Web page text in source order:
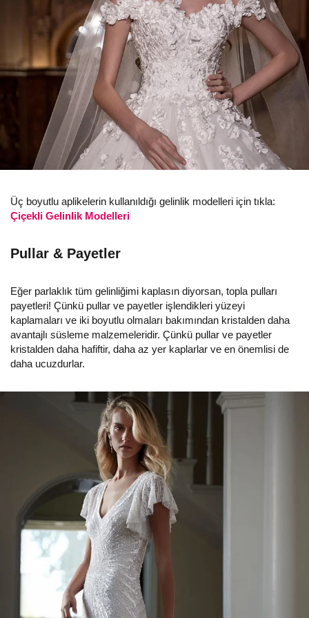
Üç boyutlu aplikelerin kullanıldığı gelinlik modelleri için tıkla:
Çiçekli Gelinlik Modelleri
Pullar & Payetler
Eğer parlaklık tüm gelinliğimi kaplasın diyorsan, topla pulları
payetleri! Çünkü pullar ve payetler işlendikleri yüzeyi
kaplamaları ve iki boyutlu olmaları bakımından kristalden daha
avantajlı süsleme malzemeleridir. Çünkü pullar ve payetler
kristalden daha hafiftir, daha az yer kaplarlar ve en önemlisi de
daha ucuzdurlar.